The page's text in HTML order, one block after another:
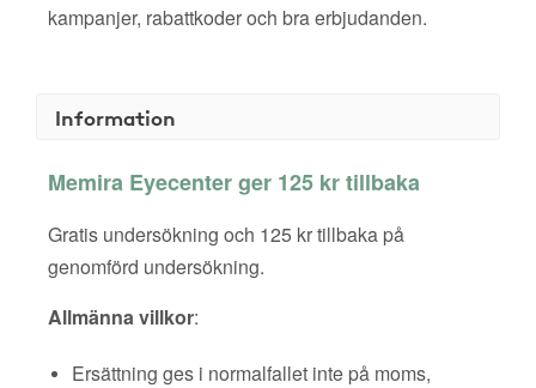
kampanjer, rabattkoder och bra erbjudanden.
Information
Memira Eyecenter ger 125 kr tillbaka
Gratis undersökning och 125 kr tillbaka på
genomförd undersökning.
Allmänna villkor:
Ersättning ges i normalfallet inte på moms,